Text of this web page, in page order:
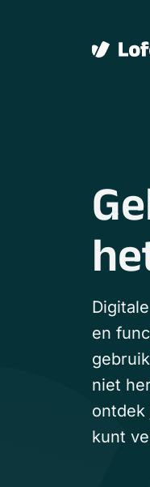
en
niet
ontdek
kunt